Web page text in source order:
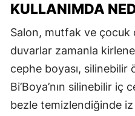
KULLANIMDA
Salon, mutfak ve çocuk
duvarlar zamanla
cephe boyası, silinebilir
Bi’Boya’nın silinebilir iç
bezle temizlendiğinde